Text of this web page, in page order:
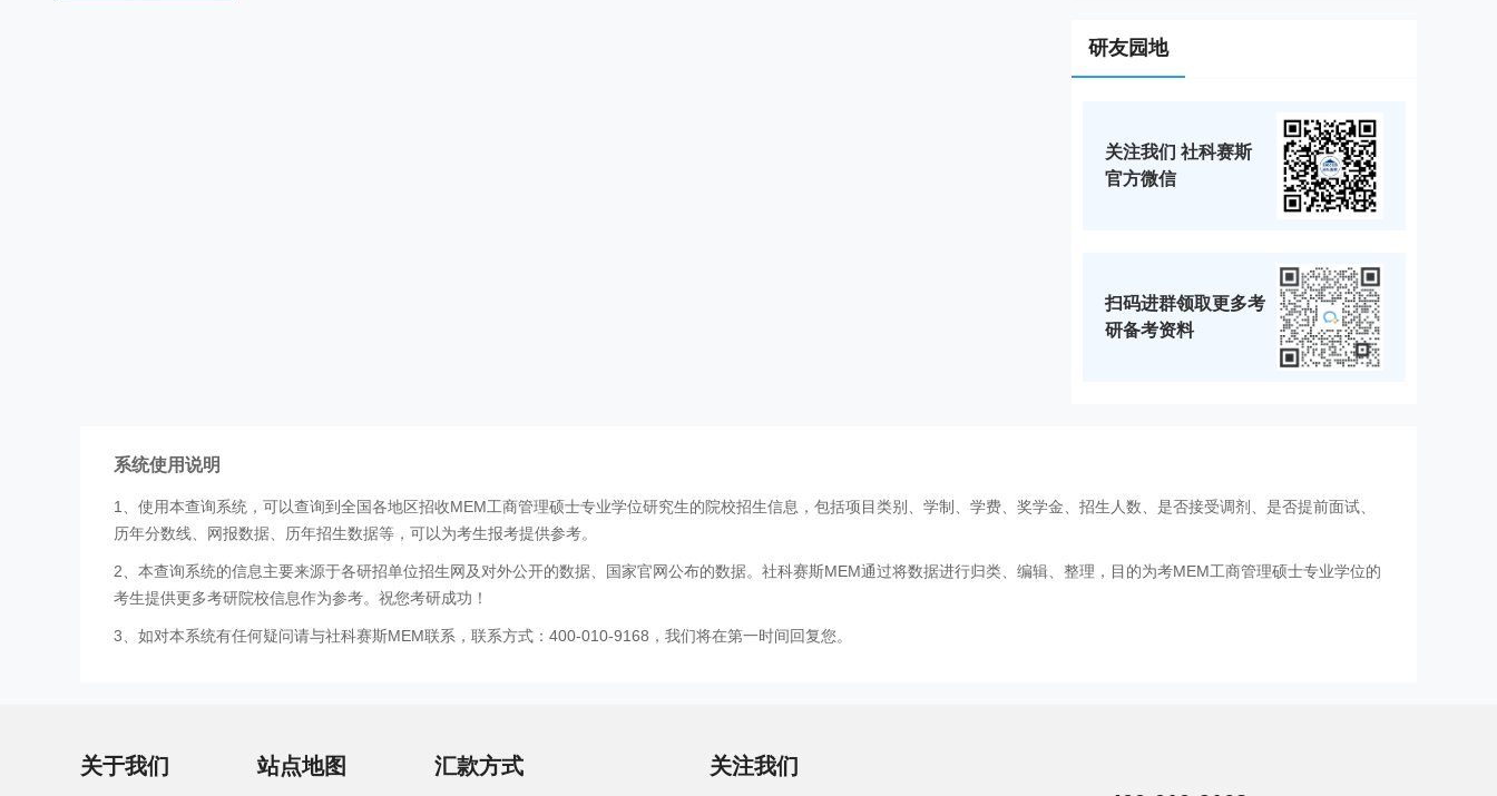
研友园地
关注我们 社科赛斯
官方微信
扫码进群领取更多考
研备考资料
系统使用说明
1、使用本查询系统，可以查询到全国各地区招收MEM工商管理硕士专业学位研究生的院校招生信息，包括项目类别、学制、学费、奖学金、招生人数、是否接受调剂、是否提前面试、
历年分数线、网报数据、历年招生数据等，可以为考生报考提供参考。
2、本查询系统的信息主要来源于各研招单位招生网及对外公开的数据、国家官网公布的数据。社科赛斯MEM通过将数据进行归类、编辑、整理，目的为考MEM工商管理硕士专业学位的
考生提供更多考研院校信息作为参考。祝您考研成功！
3、如对本系统有任何疑问请与社科赛斯MEM联系，联系方式：400-010-9168，我们将在第一时间回复您。
关于我们 站点地图 汇款方式
关注我们